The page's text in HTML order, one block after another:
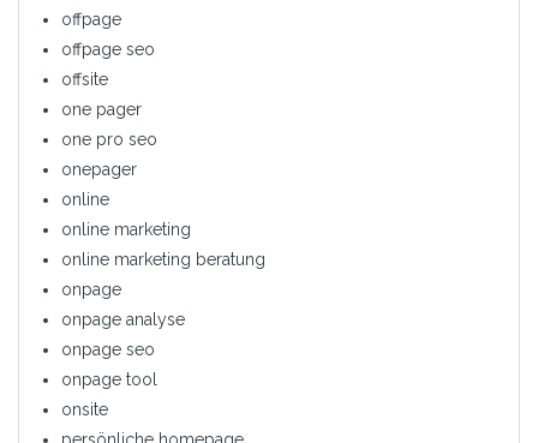
offpage
offpage seo
offsite
one pager
one pro seo
onepager
online
online marketing
online marketing beratung
onpage
onpage analyse
onpage seo
onpage tool
onsite
persönliche homepage